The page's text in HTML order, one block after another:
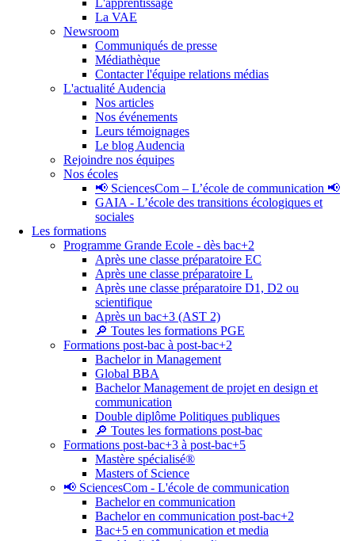
L'apprentissage
La VAE
Newsroom
Communiqués de presse
Médiathèque
Contacter l'équipe relations médias
L'actualité Audencia
Nos articles
Nos événements
Leurs témoignages
Le blog Audencia
Rejoindre nos équipes
Nos écoles
📢 SciencesCom – L’école de communication 📢
GAIA - L’école des transitions écologiques et
sociales
Les formations
Programme Grande Ecole - dès bac+2
Après une classe préparatoire EC
Après une classe préparatoire L
Après une classe préparatoire D1, D2 ou
scientifique
Après un bac+3 (AST 2)
🔎 Toutes les formations PGE
Formations post-bac à post-bac+2
Bachelor in Management
Global BBA
Bachelor Management de projet en design et
communication
Double diplôme Politiques publiques
🔎 Toutes les formations post-bac
Formations post-bac+3 à post-bac+5
Mastère spécialisé®
Masters of Science
📢 SciencesCom - L'école de communication
Bachelor en communication
Bachelor en communication post-bac+2
Bac+5 en communication et media